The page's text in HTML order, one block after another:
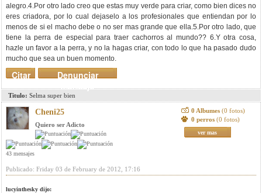
alegro.4.Por otro lado creo que estas muy verde para criar, como bien dices no
eres criadora, por lo cual dejaselo a los profesionales que entiendan por lo
menos de si el macho debe o no ser mas grande que ella.5.Por otro lado, que
tiene la perra de especial para traer cachorros al mundo?? 6.Y otra cosa,
hazle un favor a la perra, y no la hagas criar, con todo lo que ha pasado dudo
mucho que sea un buen momento.
Denunciar
mensaje
Citar
Titulo: Selma super bien
Cheni25
Quiero ser Adicto
43 mensajes
0 Albumes (0 fotos)
0 perros (0 fotos)
ver mas
Publicado: Friday 03 de February de 2012, 17:16
lucyinthesky dijo: